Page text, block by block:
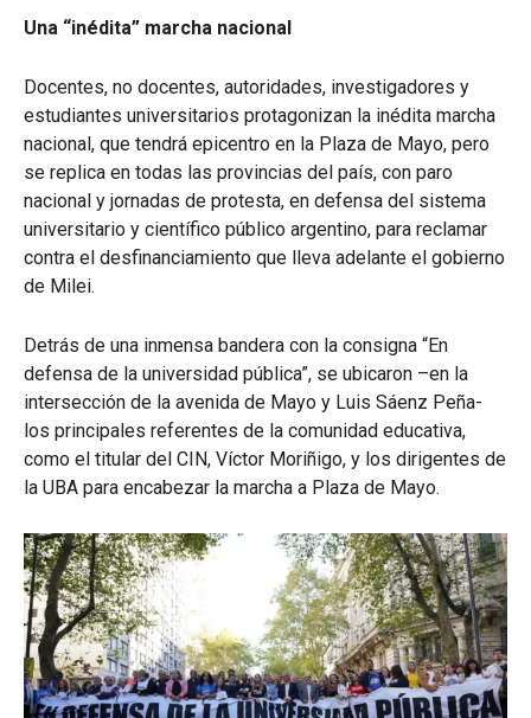
Una “inédita” marcha nacional
Docentes, no docentes, autoridades, investigadores y
estudiantes universitarios protagonizan la inédita marcha
nacional, que tendrá epicentro en la Plaza de Mayo, pero
se replica en todas las provincias del país, con paro
nacional y jornadas de protesta, en defensa del sistema
universitario y científico público argentino, para reclamar
contra el desfinanciamiento que lleva adelante el gobierno
de Milei.
Detrás de una inmensa bandera con la consigna “En
defensa de la universidad pública”, se ubicaron –en la
intersección de la avenida de Mayo y Luis Sáenz Peña-
los principales referentes de la comunidad educativa,
como el titular del CIN, Víctor Moriñigo, y los dirigentes de
la UBA para encabezar la marcha a Plaza de Mayo.